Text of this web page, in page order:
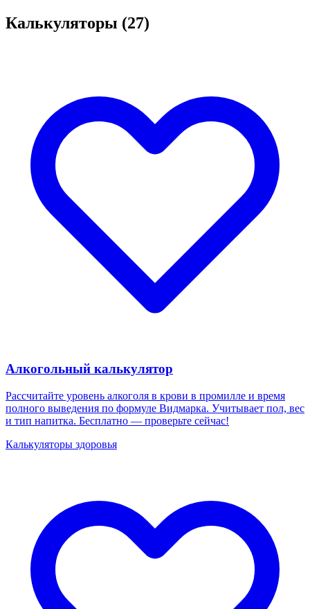
Калькуляторы (27)
Алкогольный калькулятор
Рассчитайте уровень алкоголя в крови в промилле и время
полного выведения по формуле Видмарка. Учитывает пол, вес
и тип напитка. Бесплатно — проверьте сейчас!
Калькуляторы здоровья